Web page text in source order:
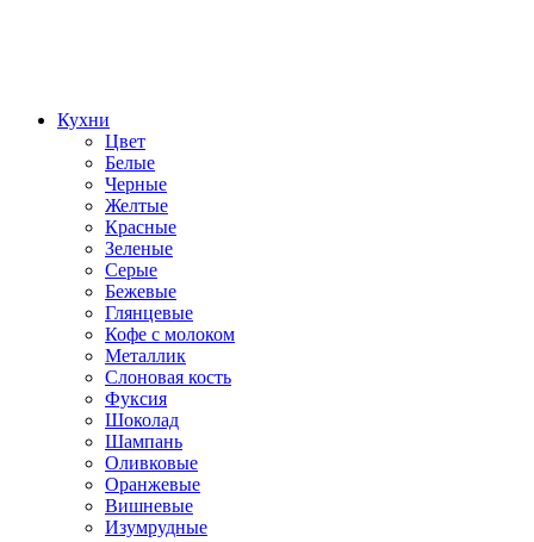
Кухни
Цвет
Белые
Черные
Желтые
Красные
Зеленые
Серые
Бежевые
Глянцевые
Кофе с молоком
Металлик
Слоновая кость
Фуксия
Шоколад
Шампань
Оливковые
Оранжевые
Вишневые
Изумрудные